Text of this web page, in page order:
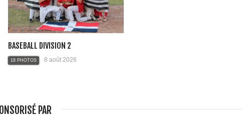
BASEBALL DIVISION 2
18 PHOTOS 8 août 2026
PAR